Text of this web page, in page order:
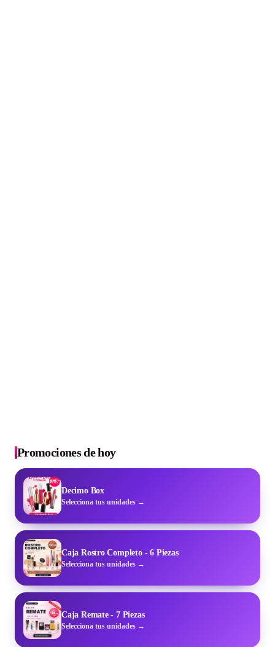
Promociones de hoy
Decimo Box
Selecciona tus unidades →
Caja Rostro Completo - 6 Piezas
Selecciona tus unidades →
Caja Remate - 7 Piezas
Selecciona tus unidades →